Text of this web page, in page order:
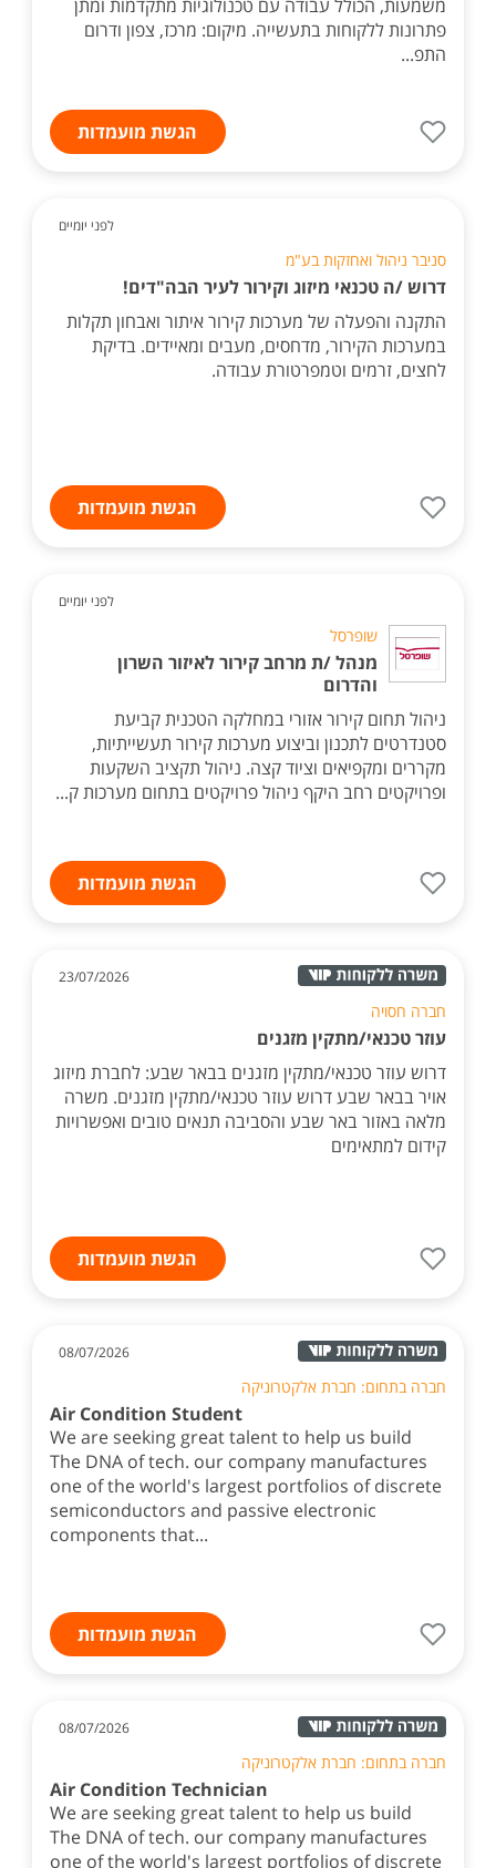
משמעות, הכולל עבודה עם טכנולוגיות מתקדמות ומתן
פתרונות ללקוחות בתעשייה. מיקום: מרכז, צפון ודרום
התפ...
הגשת מועמדות
לפני יומיים
סניבר ניהול ואחזקות בע"מ
דרוש /ה טכנאי מיזוג וקירור לעיר הבה"דים!
התקנה והפעלה של מערכות קירור איתור ואבחון תקלות
במערכות הקירור, מדחסים, מעבים ומאיידים. בדיקת
לחצים, זרמים וטמפרטורת עבודה.
הגשת מועמדות
לפני יומיים
שופרסל
מנהל /ת מרחב קירור לאיזור השרון
והדרום
ניהול תחום קירור אזורי במחלקה הטכנית קביעת
סטנדרטים לתכנון וביצוע מערכות קירור תעשייתיות,
מקררים ומקפיאים וציוד קצה. ניהול תקציב השקעות
ופרויקטים רחב היקף ניהול פרויקטים בתחום מערכות ק...
הגשת מועמדות
23/07/2026
חברה חסויה
עוזר טכנאי/מתקין מזגנים
דרוש עוזר טכנאי/מתקין מזגנים בבאר שבע: לחברת מיזוג
אויר בבאר שבע דרוש עוזר טכנאי/מתקין מזגנים. משרה
מלאה באזור באר שבע והסביבה תנאים טובים ואפשרויות
קידום למתאימים
הגשת מועמדות
08/07/2026
חברה בתחום: חברת אלקטרוניקה
Air Condition Student
We are seeking great talent to help us build
The DNA of tech. our company manufactures
one of the world's largest portfolios of discrete
semiconductors and passive electronic
components that...
הגשת מועמדות
08/07/2026
חברה בתחום: חברת אלקטרוניקה
Air Condition Technician
We are seeking great talent to help us build
The DNA of tech. our company manufactures
one of the world's largest portfolios of discrete